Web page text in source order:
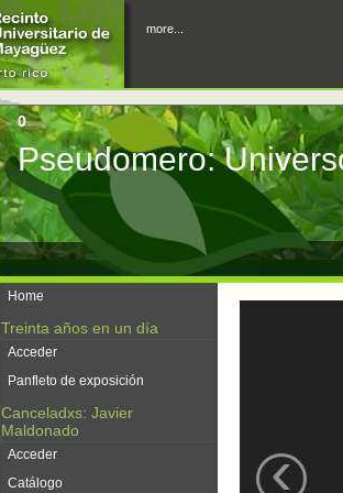
more...
0
Pseudomero:
Home
Treinta años en un día
Acceder
Panfleto de exposición
Canceladxs: Javier
Maldonado
Acceder
Catálogo
‹